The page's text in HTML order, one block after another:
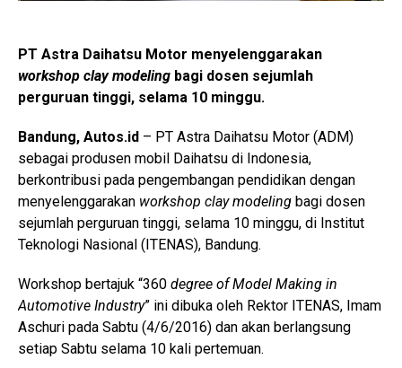
PT Astra Daihatsu Motor menyelenggarakan
workshop clay modeling bagi dosen sejumlah
perguruan tinggi, selama 10 minggu.
Bandung, Autos.id – PT Astra Daihatsu Motor (ADM)
sebagai produsen mobil Daihatsu di Indonesia,
berkontribusi pada pengembangan pendidikan dengan
menyelenggarakan workshop clay modeling bagi dosen
sejumlah perguruan tinggi, selama 10 minggu, di Institut
Teknologi Nasional (ITENAS), Bandung.
Workshop bertajuk “360 degree of Model Making in
Automotive Industry” ini dibuka oleh Rektor ITENAS, Imam
Aschuri pada Sabtu (4/6/2016) dan akan berlangsung
setiap Sabtu selama 10 kali pertemuan.